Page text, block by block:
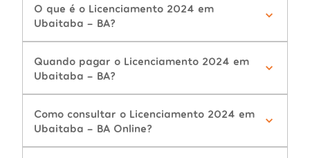
O que é o Licenciamento 2024 em
Ubaitaba - BA?
Quando pagar o Licenciamento 2024 em
Ubaitaba - BA?
Como consultar o Licenciamento 2024 em
Ubaitaba - BA Online?